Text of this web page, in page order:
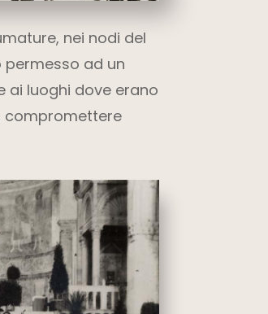
nei nodi del
ad un
ai luoghi dove erano
compromettere